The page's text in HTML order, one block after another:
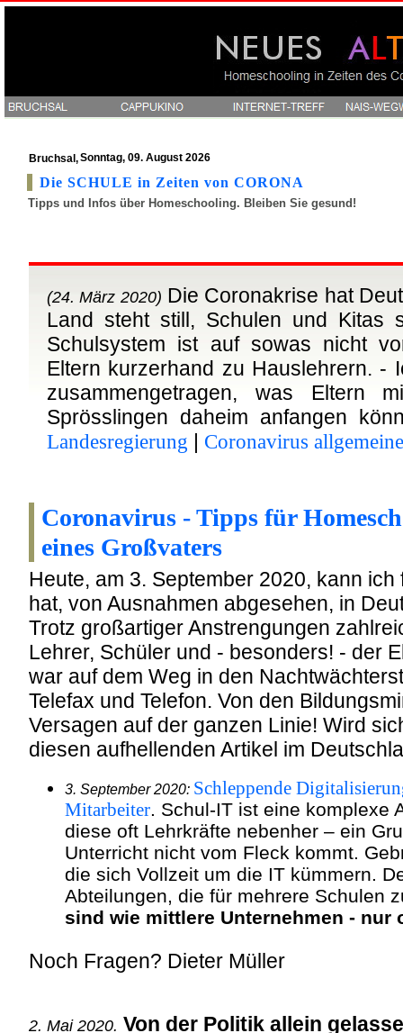
Bruchsal,Sonntag, 09. August 2026
Die SCHULE in Zeiten von CORONA
Tipps und Infos über Homeschooling. Bleiben Sie gesund!
(24. März 2020) Die Coronakrise hat
Land steht still, Schulen und Kitas
Schulsystem ist auf sowas nicht
Eltern kurzerhand zu Hauslehrern. -
zusammengetragen, was Eltern
Sprösslingen daheim anfangen
Landesregierung | Coronavirus
Coronavirus - Tipps für
eines Großvaters
Heute, am 3. September 2020, kann
hat, von Ausnahmen abgesehen, in
Trotz großartiger Anstrengungen
Lehrer, Schüler und - besonders! - der
war auf dem Weg in den
Telefax und Telefon. Von den
Versagen auf der ganzen Linie! Wird
diesen aufhellenden Artikel im
3. September 2020: Schleppende
Mitarbeiter. Schul-IT ist eine komplexe
diese oft Lehrkräfte nebenher – ein
Unterricht nicht vom Fleck kommt.
die sich Vollzeit um die IT kümmern.
Abteilungen, die für mehrere Schulen
sind wie mittlere Unternehmen - nur
Noch Fragen? Dieter Müller
2. Mai 2020. Von der Politik allein